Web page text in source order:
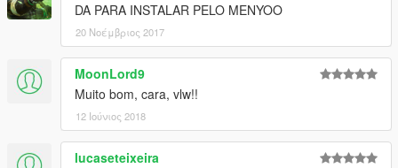
DA PARA INSTALAR PELO MENYOO
20 Νοέμβριος 2017
MoonLord9
Muito bom, cara, vlw!!
12 Ιούνιος 2018
lucaseteixeira